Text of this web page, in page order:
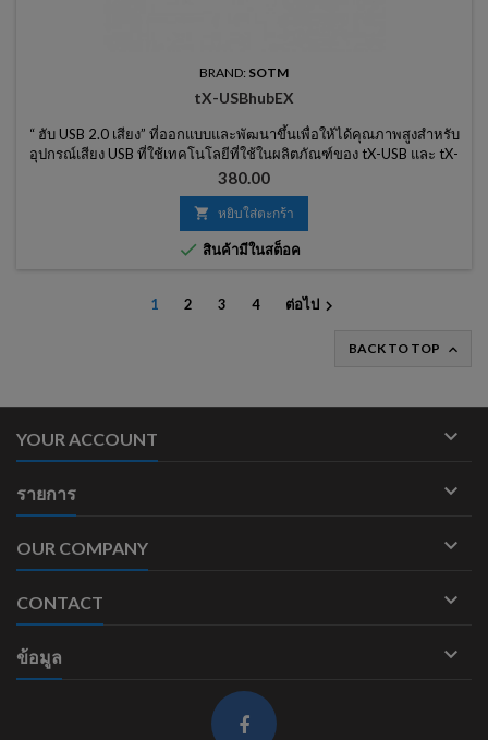
BRAND: SOTM
tX-USBhubEX
“ ฮับ USB 2.0 เสียง” ที่ออกแบบและพัฒนาขึ้นเพื่อให้ได้คุณภาพสูงสำหรับ
อุปกรณ์เสียง USB ที่ใช้เทคโนโลยีที่ใช้ในผลิตภัณฑ์ของ tX-USB และ tX-
USBexp ซึ่งให้คุณภาพเสียงที่ยอดเยี่ยมไม่มีที่เปรียบและเทียบไม่ได้กับฮับ
USB ทั่วไปอื่น ๆ (โปรดทราบว่านี่คือส่วนภายนอกของ USB)
ราคา
380.00
 หยิบใส่ตะกร้า
 สินค้ามีในสต็อค
1 2 3 4 ต่อไป
BACK TO TOP 
YOUR ACCOUNT 
รายการ 
OUR COMPANY 
CONTACT 
ข้อมูล 